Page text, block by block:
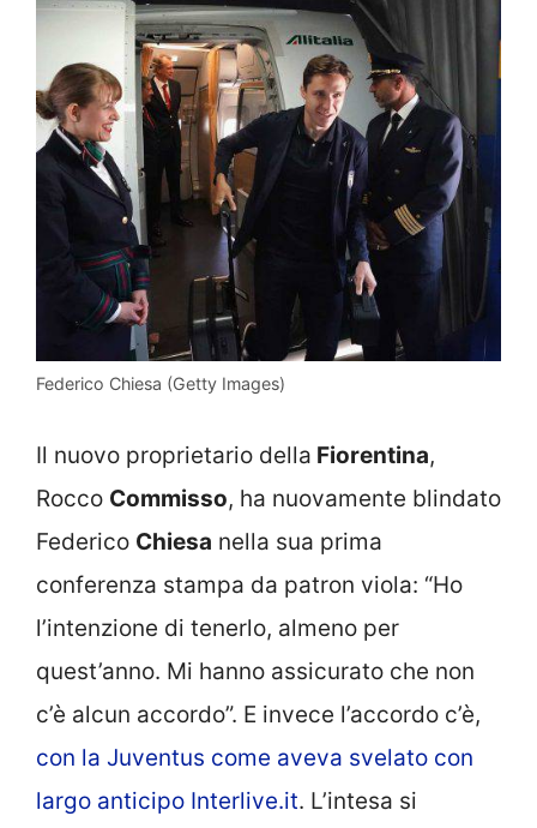
Federico Chiesa (Getty Images)
Il nuovo proprietario della Fiorentina,
Rocco Commisso, ha nuovamente blindato
Federico Chiesa nella sua prima
conferenza stampa da patron viola: “Ho
l’intenzione di tenerlo, almeno per
quest’anno. Mi hanno assicurato che non
c’è alcun accordo”. E invece l’accordo c’è,
con la Juventus come aveva svelato con
largo anticipo Interlive.it. L’intesa si